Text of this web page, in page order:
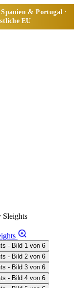
& Portugal ·
EU
Sleights